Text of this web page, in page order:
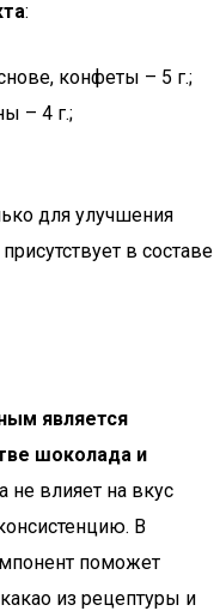
:
конфеты – 5 г.;
– 4 г.;
для улучшения
в составе
является
шоколада и
не влияет на вкус
В
поможет
из рецептуры и